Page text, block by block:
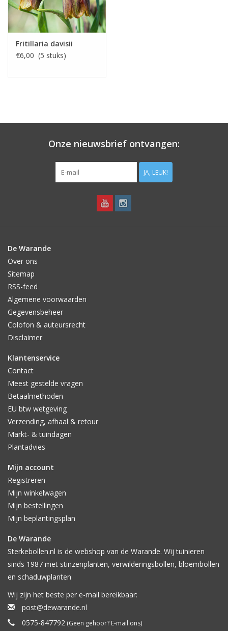
Fritillaria davisii
€6,00 (5 stuks)
Onze nieuwsbrief ontvangen:
JA, LEUK!
De Warande
Over ons
Sitemap
RSS-feed
Algemene voorwaarden
Gegevensbeheer
Colofon & auteursrecht
Disclaimer
Klantenservice
Contact
Meest gestelde vragen
Betaalmethoden
EU btw wetgeving
Verzending, afhaal & retour
Markt- & tuindagen
Plantadvies
Mijn account
Registreren
Mijn winkelwagen
Mijn bestellingen
Mijn beplantingsplan
De Warande
Sterkebollen.nl is de webshop van de Warande. Wij tuinieren
sinds 1987 met stinzenplanten, verwilderingsbollen, bloembollen
en schaduwplanten
Wij zijn het beste per e-mail bereikbaar:
post@dewarande.nl
0575-847792 (Geen gehoor? E-mail ons)